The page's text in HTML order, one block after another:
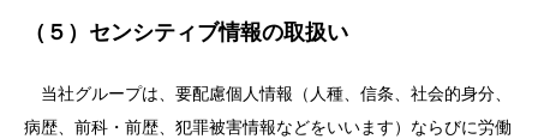
（５）センシティブ情報の取扱い
当社グループは、要配慮個人情報（人種、信条、社会的身分、
病歴、前科・前歴、犯罪被害情報などをいいます）ならびに労働